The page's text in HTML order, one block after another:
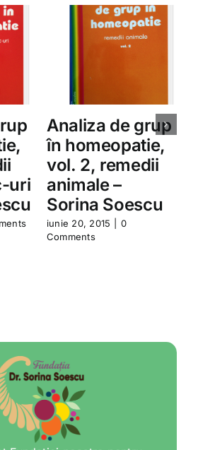
uri
Analiza de grup
în homeopatie,
vol. 2, remedii
animale –
Sorina Soescu
iunie 20, 2015
0
Comments